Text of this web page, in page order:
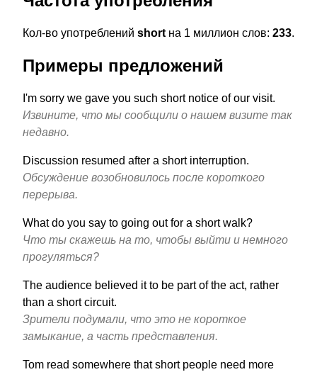
Кол-во употреблений short на 1 миллион слов: 233.
Примеры предложений
I'm sorry we gave you such short notice of our visit.
Извините, что мы сообщили о нашем визите так
недавно.
Discussion resumed after a short interruption.
Обсуждение возобновилось после короткого
перерыва.
What do you say to going out for a short walk?
Что ты скажешь на то, чтобы выйти и немного
прогуляться?
The audience believed it to be part of the act, rather
than a short circuit.
Зрители подумали, что это не короткое
замыкание, а часть представления.
Tom read somewhere that short people need more